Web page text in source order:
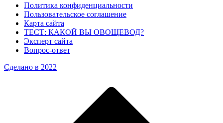
Политика конфиденциальности
Пользовательское соглашение
Карта сайта
ТЕСТ: КАКОЙ ВЫ ОВОЩЕВОД?
Эксперт сайта
Вопрос-ответ
Сделано в 2022